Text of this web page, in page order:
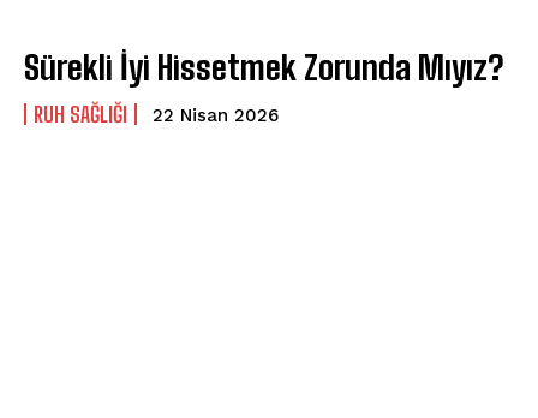
Sürekli İyi Hissetmek Zorunda Mıyız?
⁠RUH SAĞLIĞI 22 Nisan 2026